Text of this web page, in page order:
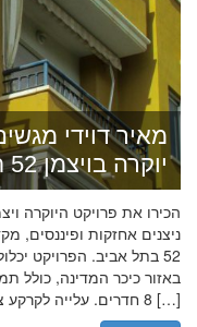
יוקרה בויצמן 52 תל אביב
8 חדרים. עלייה לקרקע צפויה במאי 2026 עם ליווי […]